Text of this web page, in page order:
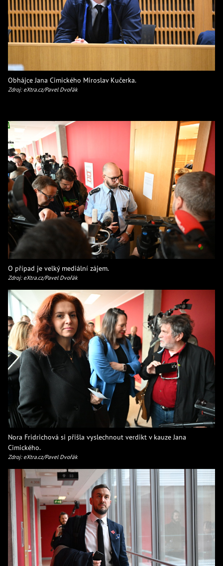
Obhájce Jana Cimického Miroslav Kučerka.
Zdroj: eXtra.cz/Pavel Dvořák
O případ je velký mediální zájem.
Zdroj: eXtra.cz/Pavel Dvořák
Nora Fridrichová si přišla vyslechnout verdikt v kauze Jana
Cimického.
Zdroj: eXtra.cz/Pavel Dvořák